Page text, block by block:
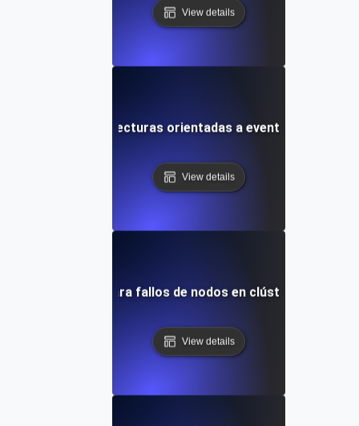
View details
caos para arquitecturas orientadas a eventos con
View details
Pruebas de caos para fallos de nodos en clústeres de
View details